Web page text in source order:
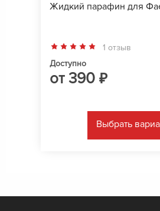
Жидкий парафин для
1 отзыв
Доступно
от390 ₽
Выбрать